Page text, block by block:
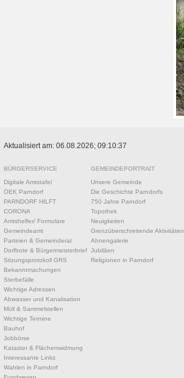
Aktualisiert am: 06.08.2026; 09:10:37
BÜRGERSERVICE
Digitale Amtstafel
ÖEK Parndorf
PARNDORF HILFT
CORONA
Amtshelfer/ Formulare
Gemeindeamt
Parteien & Gemeinderat
Dorfbote & Bürgermeisterbrief
Sitzungsprotokoll GRS
Bekanntmachungen
Sterbefälle
Wichtige Adressen
Abwasser und Kanalisation
Müll & Sammelstellen
Wichtige Termine
Bauhof
Jobbörse
Kataster & Flächenwidmung
Interessante Links
Wahlen in Parndorf
GEMEINDEPORTRAIT
Unsere Gemeinde
Die Geschichte Parndorfs
750 Jahre Parndorf
Topothek
Neuigkeiten
Grenzüberschreitende Aktivitäten
Ahnengalerie
Jubiläen
Religionen in Parndorf